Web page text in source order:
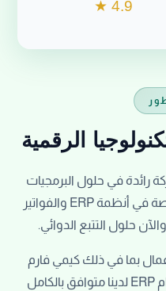
الرقمية
رائدة في حلول البرمجيات
B2B مقرها القاهرة، مصر. متخصصة في أنظمة ERP والفواتير
حلول التتبع الدوائي.
من 300 وحدة أعمال بما في ذلك كيمي فارم
وتاتش فود وفيمكو والمزيد. نظام ERP لدينا متوافق بالكامل